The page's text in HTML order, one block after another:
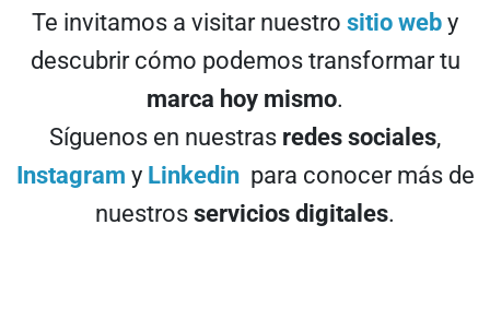
Te invitamos a visitar nuestro sitio web y
descubrir cómo podemos transformar tu
marca hoy mismo.
Síguenos en nuestras redes sociales,
Instagram y Linkedin para conocer más de
nuestros servicios digitales.